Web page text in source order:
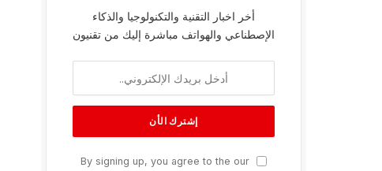
أخر اخبار التقنية والتكنولوجيا والذكاء
الإصطناعي والهواتف مباشرة إليك من تقنيون
By signing up, you agree to the our